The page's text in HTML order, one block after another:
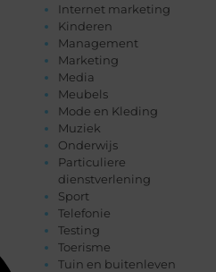
Internet marketing
Kinderen
Management
Marketing
Media
Meubels
Mode en Kleding
Muziek
Onderwijs
Particuliere
dienstverlening
Sport
Telefonie
Testing
Toerisme
Tuin en buitenleven